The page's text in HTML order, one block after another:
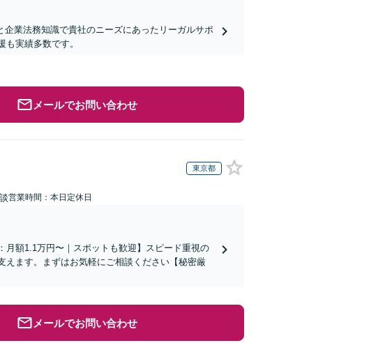
企業法務知識で貴社のニーズにあったリーガルサポ
実績多数です。
メールでお問い合わせ
東京都
営業時間：本日定休日
月額1.1万円〜｜スポットも歓迎】スピード重視の
ます。まずはお気軽にご相談ください【秘密厳
メールでお問い合わせ